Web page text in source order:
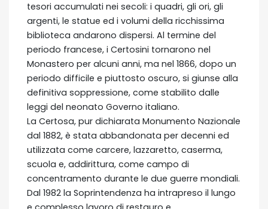
tesori accumulati nei secoli: i quadri, gli ori, gli
argenti, le statue ed i volumi della ricchissima
biblioteca andarono dispersi. Al termine del
periodo francese, i Certosini tornarono nel
Monastero per alcuni anni, ma nel 1866, dopo un
periodo difficile e piuttosto oscuro, si giunse alla
definitiva soppressione, come stabilito dalle
leggi del neonato Governo italiano.
La Certosa, pur dichiarata Monumento Nazionale
dal 1882, è stata abbandonata per decenni ed
utilizzata come carcere, lazzaretto, caserma,
scuola e, addirittura, come campo di
concentramento durante le due guerre mondiali.
Dal 1982 la Soprintendenza ha intrapreso il lungo